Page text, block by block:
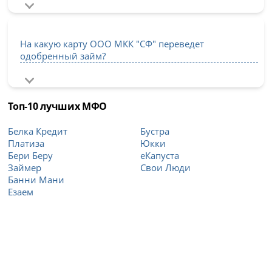
На какую карту ООО МКК "СФ" переведет
одобренный займ?
Топ-10 лучших МФО
Белка Кредит
Платиза
Бери Беру
Займер
Банни Мани
Езаем
Бустра
Юкки
еКапуста
Свои Люди